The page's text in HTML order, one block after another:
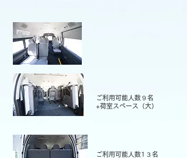
ご利用可能人数９名
​ +荷室スペース（大）
ご利用可能人数1３名